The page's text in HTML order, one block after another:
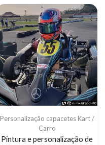
Personalização capacetes Kart /
Carro
Pintura e personalização de